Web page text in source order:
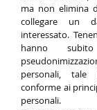
ma non elimina
collegare un
interessato.
hanno
personali, tale
conforme ai
personali.